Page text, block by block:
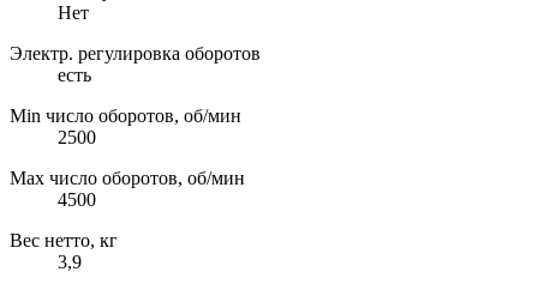
Нет
Электр. регулировка оборотов
есть
Min число оборотов, об/мин
2500
Max число оборотов, об/мин
4500
Вес нетто, кг
3,9